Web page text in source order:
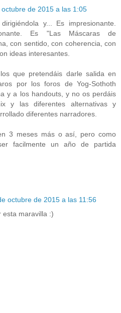
de 2015 a las 1:05
y... Es impresionante.
Es "Las Máscaras de
con sentido, con coherencia, con
ideas interesantes.
que pretendáis darle salida en
por los foros de Yog-Sothoth
y a los handouts, y no os perdáis
y las diferentes alternativas y
diferentes narradores.
3 meses más o así, pero como
facilmente un año de partida
octubre de 2015 a las 11:56
esta maravilla :)